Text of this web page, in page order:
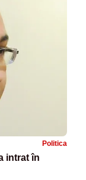
Politica
intrat în